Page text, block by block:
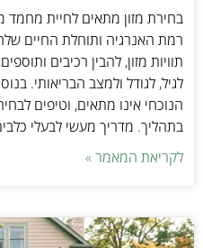
בחירת מזון מתאים לחיית מחמד
רמת האנרגיה ותוחלת החיים
תוויות מזון, להבין רכיבים
לגיל, לגודל ולמצב הבריאותי.
הנוכחי אינו מתאים, וטיפים
בתהליך. מדריך מעשי לבעלי
לקריאת המאמר »